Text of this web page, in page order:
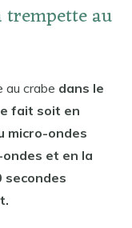
trempette au
au crabe dans le
fait soit en
micro-ondes
et en la
secondes